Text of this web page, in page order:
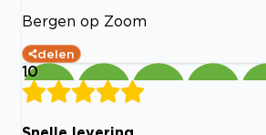
Bergen op Zoom
delen
10